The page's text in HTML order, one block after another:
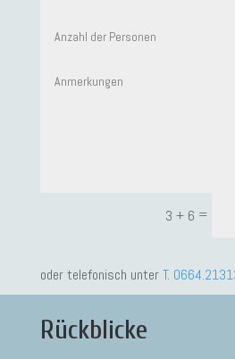
3 + 6 =
oder telefonisch unterT.
Rückblicke